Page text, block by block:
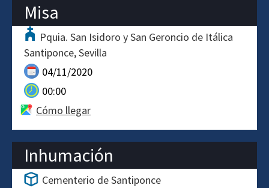
Misa
Pquia. San Isidoro y San Geroncio de Itálica
Santiponce Sevilla
04/11/2020
00:00
Cómo llegar
Inhumación
Cementerio de Santiponce